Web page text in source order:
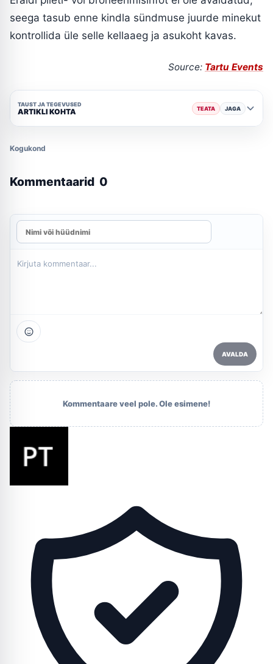
seega tasub enne kindla sündmuse juurde minekut
kontrollida üle selle kellaaeg ja asukoht kavas.
Source: Tartu Events
TAUST JA TEGEVUSED
ARTIKLI KOHTA TEATA JAGA
Kogukond
Kommentaarid 0
AVALDA
Kommentaare veel pole. Ole esimene!